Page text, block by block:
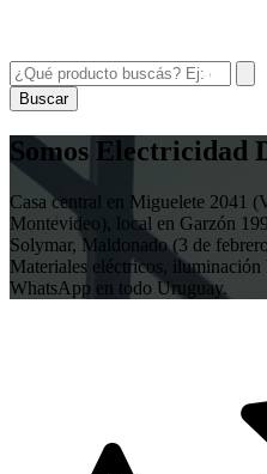
Buscar
Somos Electricidad
Casa central en Miguelete 2041
Montevideo), local en Garzón
Solymar, Maldonado (3 de
Materiales eléctricos,
WhatsApp en todo Uruguay.